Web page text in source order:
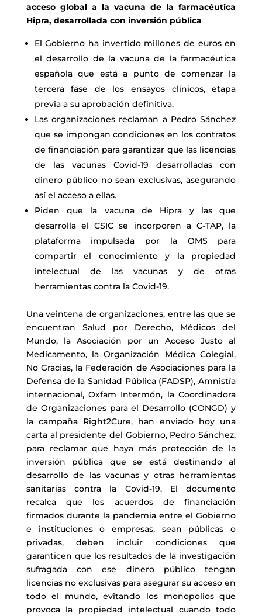
acceso global a la vacuna de la farmacéutica
Hipra, desarrollada con inversión pública
El Gobierno ha invertido millones de euros en
el desarrollo de la vacuna de la farmacéutica
española que está a punto de comenzar la
tercera fase de los ensayos clínicos, etapa
previa a su aprobación definitiva.
Las organizaciones reclaman a Pedro Sánchez
que se impongan condiciones en los contratos
de financiación para garantizar que las licencias
de las vacunas Covid-19 desarrolladas con
dinero público no sean exclusivas, asegurando
así el acceso a ellas.
Piden que la vacuna de Hipra y las que
desarrolla el CSIC se incorporen a C-TAP, la
plataforma impulsada por la OMS para
compartir el conocimiento y la propiedad
intelectual de las vacunas y de otras
herramientas contra la Covid-19.
Una veintena de organizaciones, entre las que se
encuentran Salud por Derecho, Médicos del
Mundo, la Asociación por un Acceso Justo al
Medicamento, la Organización Médica Colegial,
No Gracias, la Federación de Asociaciones para la
Defensa de la Sanidad Pública (FADSP), Amnistía
internacional, Oxfam Intermón, la Coordinadora
de Organizaciones para el Desarrollo (CONGD) y
la campaña Right2Cure, han enviado hoy una
carta al presidente del Gobierno, Pedro Sánchez,
para reclamar que haya más protección de la
inversión pública que se está destinando al
desarrollo de las vacunas y otras herramientas
sanitarias contra la Covid-19. El documento
recalca que los acuerdos de financiación
firmados durante la pandemia entre el Gobierno
e instituciones o empresas, sean públicas o
privadas, deben incluir condiciones que
garanticen que los resultados de la investigación
sufragada con ese dinero público tengan
licencias no exclusivas para asegurar su acceso en
todo el mundo, evitando los monopolios que
provoca la propiedad intelectual cuando todo